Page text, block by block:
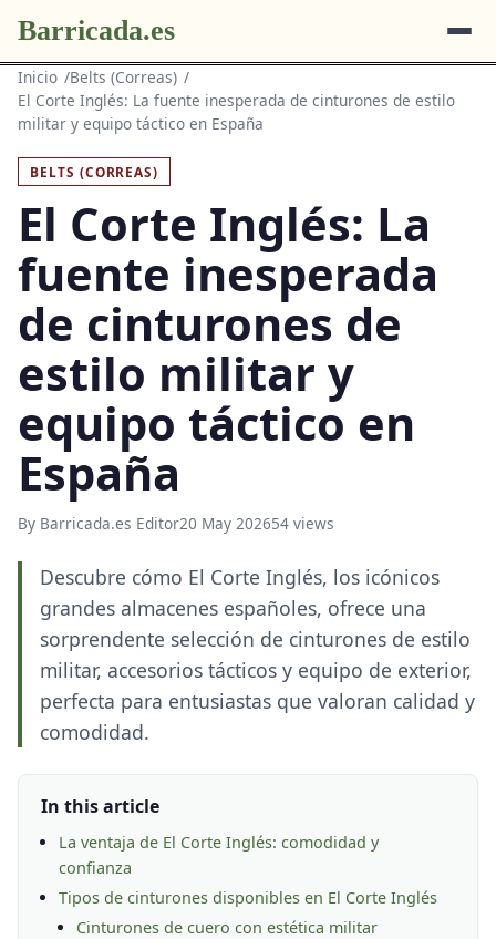
Barricada.es
Inicio
Belts (Correas)
El Corte Inglés: La fuente inesperada de cinturones de estilo
militar y equipo táctico en España
BELTS (CORREAS)
El Corte Inglés: La
fuente inesperada
de cinturones de
estilo militar y
equipo táctico en
España
By Barricada.es Editor20 May 202654 views
Descubre cómo El Corte Inglés, los icónicos
grandes almacenes españoles, ofrece una
sorprendente selección de cinturones de estilo
militar, accesorios tácticos y equipo de exterior,
perfecta para entusiastas que valoran calidad y
comodidad.
In this article
La ventaja de El Corte Inglés: comodidad y
confianza
Tipos de cinturones disponibles en El Corte Inglés
Cinturones de cuero con estética militar